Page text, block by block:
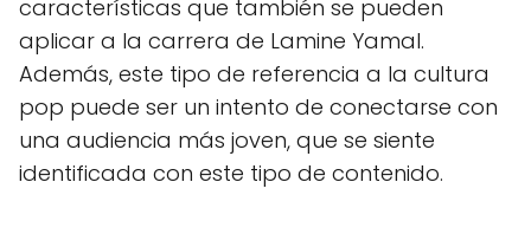
características que también se pueden
aplicar a la carrera de Lamine Yamal.
Además, este tipo de referencia a la cultura
pop puede ser un intento de conectarse con
una audiencia más joven, que se siente
identificada con este tipo de contenido.